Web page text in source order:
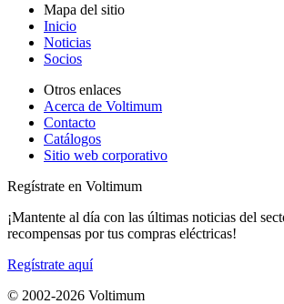
Mapa del sitio
Inicio
Noticias
Socios
Otros enlaces
Acerca de Voltimum
Contacto
Catálogos
Sitio web corporativo
Regístrate en Voltimum
¡Mantente al día con las últimas noticias del
recompensas por tus compras eléctricas!
Regístrate aquí
© 2002-2026 Voltimum